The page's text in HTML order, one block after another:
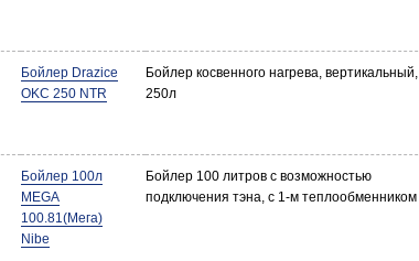
Бойлер Drazice
OKC 250 NTR
Бойлер косвенного нагрева, вертикальный,
250л
Бойлер 100л
MEGA
100.81(Мега)
Nibe
Бойлер 100 литров с возможностью
подключения тэна, с 1-м теплообменником